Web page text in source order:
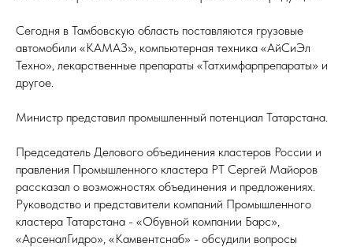
Сегодня в Тамбовскую область поставляются грузовые
автомобили «КАМАЗ», компьютерная техника «АйСиЭл
Техно», лекарственные препараты «Татхимфарпрепараты» и
другое.
Министр представил промышленный потенциал Татарстана.
Председатель Делового объединения кластеров России и
правления Промышленного кластера РТ Сергей Майоров
рассказал о возможностях объединения и предложениях.
Руководство и представители компаний Промышленного
кластера Татарстана - «Обувной компании Барс»,
«АрсеналГидро», «Камвентснаб» - обсудили вопросы